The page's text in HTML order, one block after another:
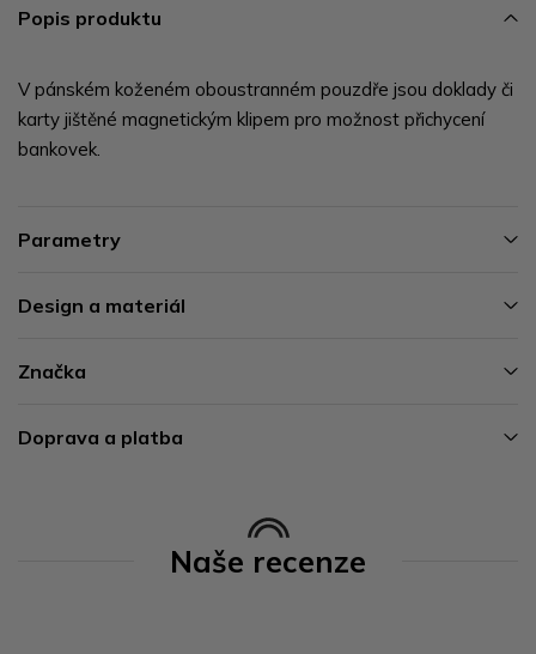
Popis produktu
V pánském koženém oboustranném pouzdře jsou doklady či
karty jištěné magnetickým klipem pro možnost přichycení
bankovek.
Parametry
Design a materiál
Značka
Doprava a platba
Naše recenze